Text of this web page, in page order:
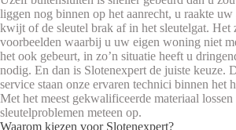
liggen nog binnen op het aanrecht, u raakte
kwijt of de sleutel brak af in het sleutelgat. Het
voorbeelden waarbij u uw eigen woning niet
het ook gebeurt, in zo’n situatie heeft u
nodig. En dan is Slotenexpert de juiste keuze.
service staan onze ervaren technici binnen het
Met het meest gekwalificeerde materiaal
sleutelproblemen meteen op.
Waarom kiezen voor Slotenexpert?